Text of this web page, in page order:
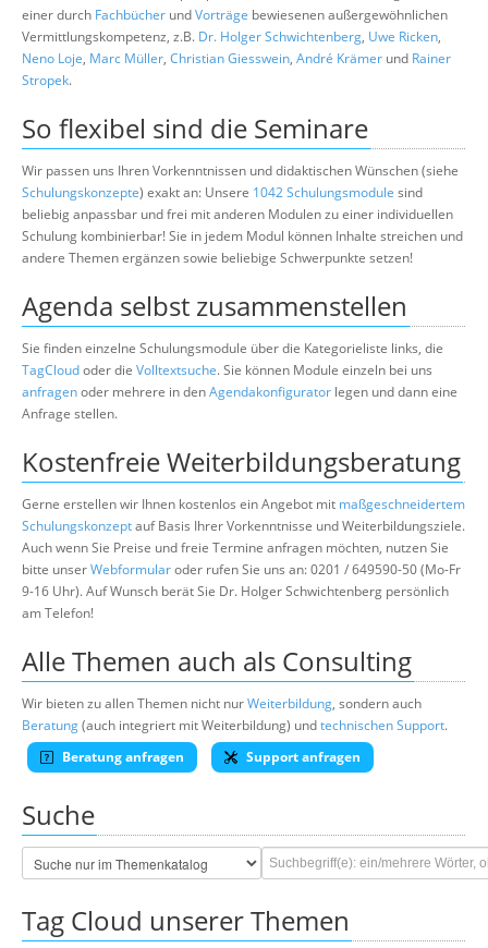
einer durch Fachbücher undVorträge bewiesenen außergewöhnlichen
Vermittlungskompetenz, z.B. Dr. Holger Schwichtenberg, Uwe Ricken,
Neno Loje, Marc Müller, Christian Giesswein, André Krämer und Rainer
Stropek.
So flexibel sind die Seminare
Wir passen uns Ihren Vorkenntnissen und didaktischen Wünschen (siehe
Schulungskonzepte) exakt an: Unsere 1042 Schulungsmodule sind
beliebig anpassbar und frei mit anderen Modulen zu einer individuellen
Schulung kombinierbar! Sie in jedem Modul können Inhalte streichen und
andere Themen ergänzen sowie beliebige Schwerpunkte setzen!
Agenda selbst zusammenstellen
Sie finden einzelne Schulungsmodule über die Kategorieliste links, die
TagCloudoder die Volltextsuche. Sie können Module einzeln bei uns
anfragenoder mehrere in denAgendakonfigurator legen und dann eine
Anfrage stellen.
Kostenfreie Weiterbildungsberatung
Gerne erstellen wir Ihnen kostenlos ein Angebot mit maßgeschneidertem
Schulungskonzeptauf Basis Ihrer Vorkenntnisse und Weiterbildungsziele.
Auch wenn Sie Preise und freie Termine anfragen möchten, nutzen Sie
bitte unserWebformularoder rufen Sie uns an: 0201 / 649590-50 (Mo-Fr
9-16 Uhr). Auf Wunsch berät Sie Dr. Holger Schwichtenberg persönlich
am Telefon!
Alle Themen auch als Consulting
Wir bieten zu allen Themen nicht nurWeiterbildung, sondern auch
Beratung(auch integriert mit Weiterbildung) undtechnischen Support.
Beratung anfragen
Support anfragen
Suche
Tag Cloud unserer Themen